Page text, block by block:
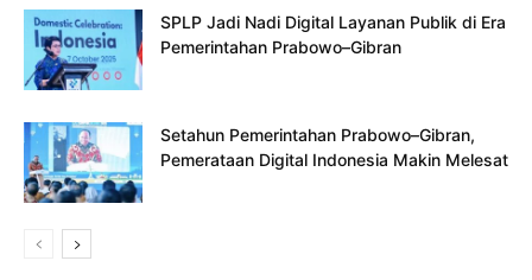
SPLP Jadi Nadi Digital Layanan Publik di Era
Pemerintahan Prabowo–Gibran
Setahun Pemerintahan Prabowo–Gibran,
Pemerataan Digital Indonesia Makin Melesat